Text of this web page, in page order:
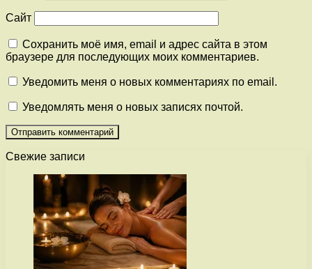
Сайт
Сохранить моё имя, email и адрес сайта в этом
браузере для последующих моих комментариев.
Уведомить меня о новых комментариях по email.
Уведомлять меня о новых записях почтой.
Свежие записи